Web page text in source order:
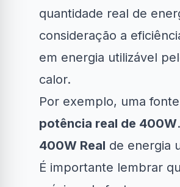
quantidade real de
consideração a
em energia utilizável
calor.
Por exemplo, uma
potência real de 400W
400W Real de energia
É importante lembrar